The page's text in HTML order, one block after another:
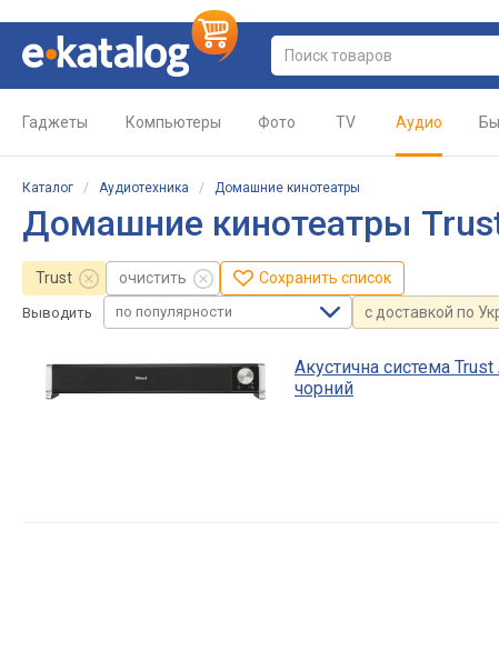
Гаджеты Компьютеры Фото TV Аудио
Каталог / Аудиотехника / Домашние кинотеатры
Домашние кинотеатры
Trust очистить Сохранить список
Выводить по популярности с доставкой по
Акустична система
чорний